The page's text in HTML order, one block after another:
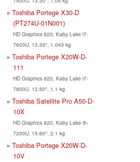
Toshiba Portege X30-D
(PT274U-01N001)
HD Graphics 620, Kaby Lake i7-
7600U, 13.30", 1.043 kg
Toshiba Portege X20W-D-
111
HD Graphics 620, Kaby Lake i7-
7600U, 12.50", 1.1 kg
Toshiba Satellite Pro A50-D-
10X
HD Graphics 620, Kaby Lake i5-
7200U, 15.60", 2.1 kg
Toshiba Portege X20W-D-
10V